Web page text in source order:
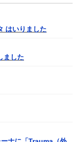
はいりました
ました